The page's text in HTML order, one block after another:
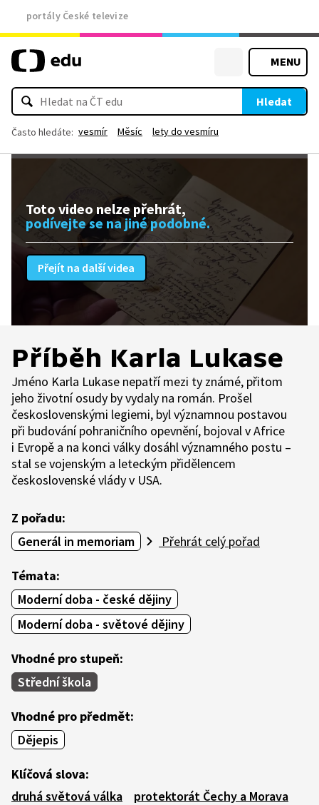
portály České televize
MENU
Hledat
Často hledáte: vesmír Měsíc lety do vesmíru
Toto video nelze přehrát,
podívejte se na jiné podobné.
Přejít na další videa
Příběh Karla Lukase
Jméno Karla Lukase nepatří mezi ty známé, přitom
jeho životní osudy by vydaly na román. Prošel
československými legiemi, byl významnou postavou
při budování pohraničního opevnění, bojoval v Africe
i Evropě a na konci války dosáhl významného postu –
stal se vojenským a leteckým přidělencem
československé vlády v USA.
Z pořadu:
Generál in memoriam
Přehrát celý pořad
Témata:
Moderní doba - české dějiny
Moderní doba - světové dějiny
Vhodné pro stupeň:
Střední škola
Vhodné pro předmět:
Dějepis
Klíčová slova:
druhá světová válka
protektorát Čechy a Morava